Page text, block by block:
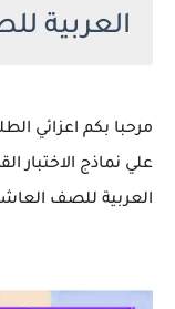
العربية
مرحبا بكم اعزائي
علي نماذج الاختبار
العربية للصف